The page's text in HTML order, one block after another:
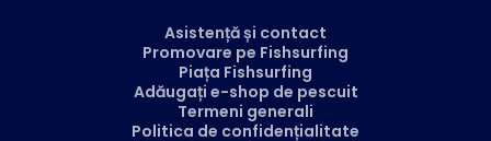
Asistență și contact
Promovare pe Fishsurfing
Piața Fishsurfing
Adăugați e-shop de pescuit
Termeni generali
Politica de confidențialitate